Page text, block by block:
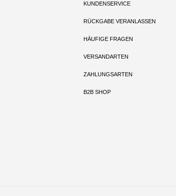
KUNDENSERVICE
RÜCKGABE VERANLASSEN
HÄUFIGE FRAGEN
VERSANDARTEN
ZAHLUNGSARTEN
B2B SHOP